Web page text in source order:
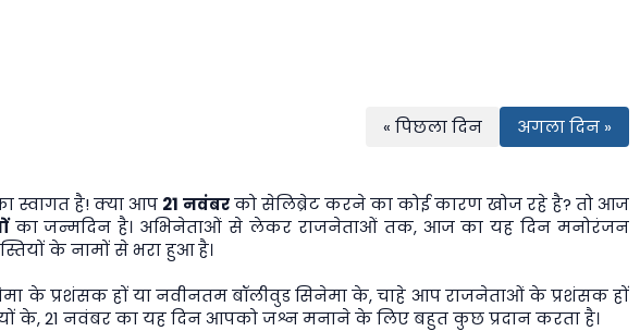
« पिछला दिन अगला दिन »
स्वागत है! क्या आप 21 नवंबरको सेलिब्रेट करने का कोई कारण खोज रहे है? तो आज
का जन्मदिन है। अभिनेताओं से लेकर राजनेताओं तक, आज का यह दिन मनोरंजन
के नामों से भरा हुआ है।
के प्रशंसक हों या नवीनतम बॉलीवुड सिनेमा के, चाहे आप राजनेताओं के प्रशंसक हों
के, 21 नवंबर का यह दिन आपको जश्न मनाने के लिए बहुत कुछ प्रदान करता है।